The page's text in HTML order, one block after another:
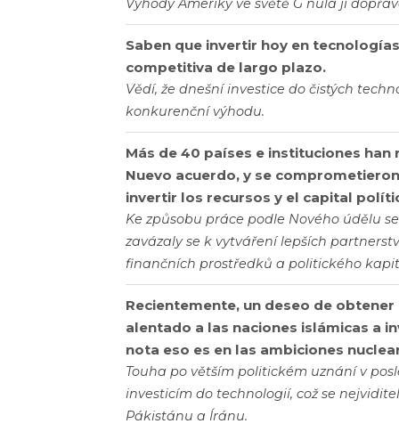
Výhody Ameriky ve světě G nula jí
Saben que invertir hoy en
competitiva de largo plazo.
Vědí, že dnešní investice do čistých
konkurenční výhodu.
Más de 40 países e instituciones
Nuevo acuerdo, y se
invertir los recursos y el capital
Ke způsobu práce podle Nového údělu
zavázaly se k vytváření lepších
finančních prostředků a politického
Recientemente, un deseo de
alentado a las naciones islámicas a
nota eso es en las ambiciones
Touha po větším politickém uznání v
investicím do technologií, což se
Pákistánu a Íránu.